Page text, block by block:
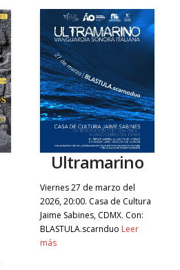
Ultramarino
Viernes 27 de marzo del
2026, 20:00. Casa de Cultura
Jaime Sabines, CDMX. Con:
BLASTULA.scarnduo Leer
más